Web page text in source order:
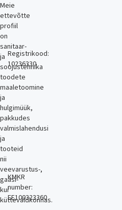
Meie
ettevõtte
profiil
on
sanitaar-
ja
soojustehnika
toodete
maaletoomine
ja
hulgimüük,
pakkudes
valmislahendusi
ja
tooteid
nii
veevarustus-,
gaasi-
kui
küttevaldkonnas.
Registrikood:
10236330
KMKR
number:
EE100323360